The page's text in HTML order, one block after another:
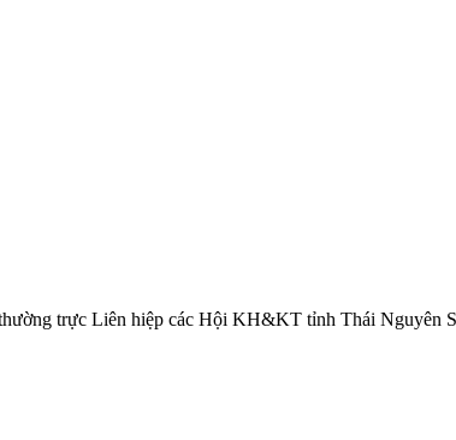
trực Liên hiệp các Hội KH&KT tỉnh Thái Nguyên